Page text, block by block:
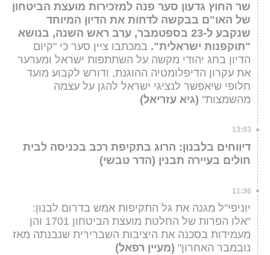
שר החוץ גדעון סער פנה למזכירות מועצת הביטחון
של האו"ם בבקשה לדחות את הדיון המיוחד
שנקבע ל-23 בספטמבר, ערב ראש השנה, בנושא
"תוקפנות ישראלית". במכתבו ציין סער כי "קיום
הדיון בחג יהודי מקשה על השתתפות ישראל ומערער
את עקרון הדיפלומטיה ההוגנת, ודורש לקבוע מועד
חלופי שיאפשר לנציגי ישראל להגן על עצמה
מהשמצות" (גיא עזריאל)
13:03
דיווחים בלבנון: הרוג בתקיפת רכב בכניסה לבית
חולים בעיירה תבנין (הדר טבשי)
11:36
יוניפי"ל מגנה את גל התקיפות אמש בדרום לבנון:
"אלו הפרות של החלטת מועצת הביטחון 1701 והן
מעמידות בסכנה את היציבות השברירית שנבנתה מאז
נובמבר האחרון" (מעיין רפאל)